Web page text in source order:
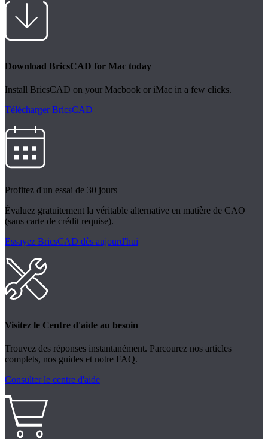
Download BricsCAD for Mac today
Install BricsCAD on your Macbook or iMac in a few clicks.
Télécharger BricsCAD
Profitez d'un essai de 30 jours
Évaluez gratuitement la véritable alternative en matière de CAO
(sans carte de crédit requise).
Essayez BricsCAD dès aujourd'hui
Visitez le Centre d'aide au besoin
Trouvez des réponses instantanément. Parcourez nos articles
complets, nos guides et notre FAQ.
Consulter le centre d'aide